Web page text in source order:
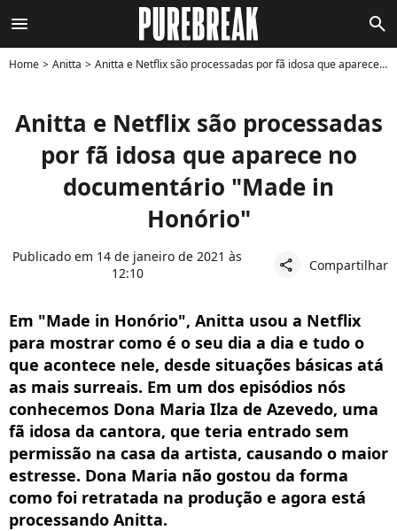
menu search
Home Anitta Anitta e Netflix são processadas por fã idosa que aparece no documentário "Made in Honório"
Anitta e Netflix são processadas
por fã idosa que aparece no
documentário "Made in
Honório"
Publicado em 14 de janeiro de 2021 às
12:10
share Compartilhar
Em "Made in Honório", Anitta usou a Netflix
para mostrar como é o seu dia a dia e tudo o
que acontece nele, desde situações básicas atá
as mais surreais. Em um dos episódios nós
conhecemos Dona Maria Ilza de Azevedo, uma
fã idosa da cantora, que teria entrado sem
permissão na casa da artista, causando o maior
estresse. Dona Maria não gostou da forma
como foi retratada na produção e agora está
processando Anitta.